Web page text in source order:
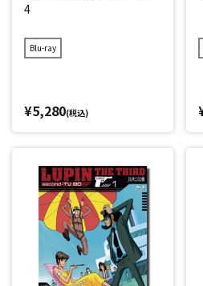
4
Blu-ray
¥5,280(税込)